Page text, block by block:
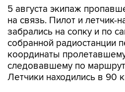
5 августа экипаж
на связь. Пилот и летчик-
забрались на сопку и по
собранной радиостанции
координаты
следовавшему по
Летчики находились в 90